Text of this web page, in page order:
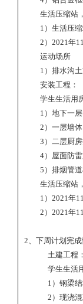
生活压缩站
1 ）生活压
2 ） 2021 年11
运动场所
1 ）排水沟
安装工程：
学生生活用
1 ）地下一
2 ）一层墙
3 ）二层厨
4）屋面防
5 ）排烟管
生活压缩站
1 ） 2021 年11
2 ） 2021 年11
2 、下周计划完成
土建工程：
学生生活
1 ）钢梁
2 ）现浇